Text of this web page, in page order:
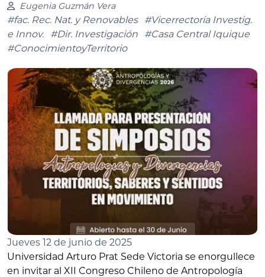
Eugenia Guzmán Vera
#fac. Rec. Nat. y Renovables
#Vicerrectoría Investig.
e Innov.
#Dir. Investigación
#Casa Central Iquique
#ConocimientoyTerritorio
Jueves 12 de junio de 2025
Universidad Arturo Prat Sede Victoria se enorgullece
en invitar al XII Congreso Chileno de Antropología